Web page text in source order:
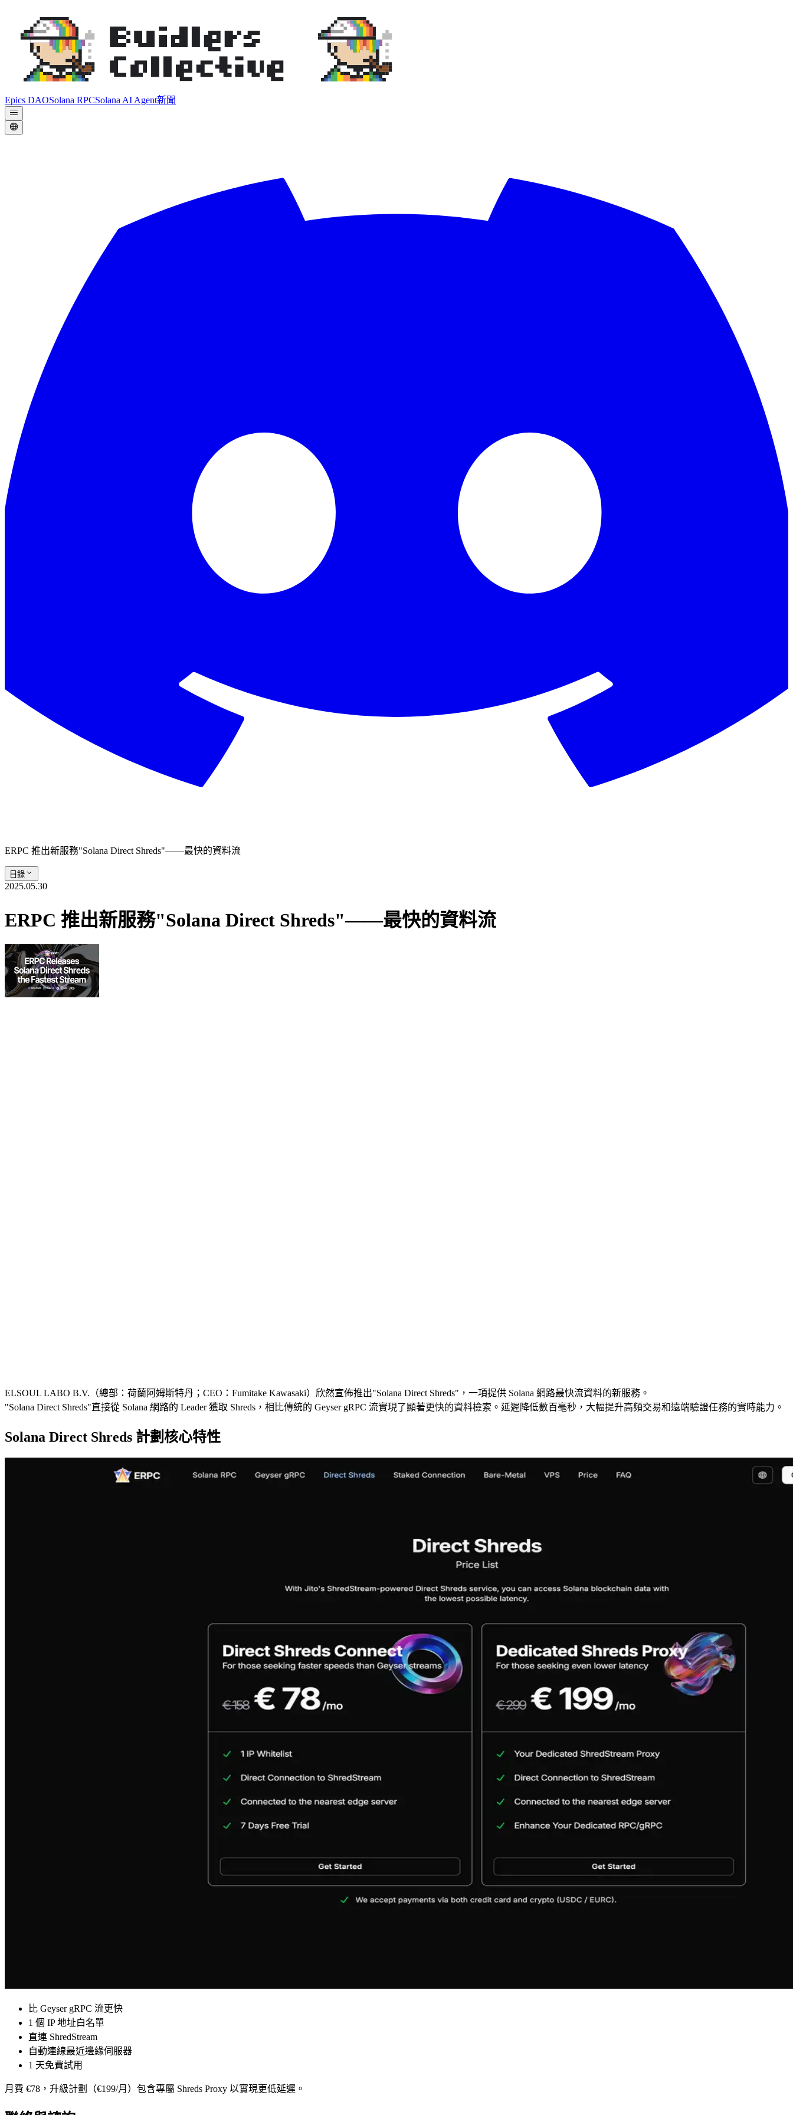
Epics DAOSolana RPCSolana AI Agent新聞
ERPC 推出新服務"Solana Direct Shreds"——最快的資料流
目錄
2025.05.30
ERPC 推出新服務"Solana Direct Shreds"——最快的資料流
ELSOUL LABO B.V.（總部：荷蘭阿姆斯特丹；CEO：Fumitake Kawasaki）欣然宣佈推出"Solana Direct Shreds"，一項提供 Solana 網路最快流資料的新服務。
"Solana Direct Shreds"直接從 Solana 網路的 Leader 獲取 Shreds，相比傳統的 Geyser gRPC 流實現了顯著更快的資料檢索。延遲降低數百毫秒，大幅提升高頻交易和遠端驗證任務的實時能力。
Solana Direct Shreds 計劃核心特性
比 Geyser gRPC 流更快
1 個 IP 地址白名單
直連 ShredStream
自動連線最近邊緣伺服器
1 天免費試用
月費 €78，升級計劃（€199/月）包含專屬 Shreds Proxy 以實現更低延遲。